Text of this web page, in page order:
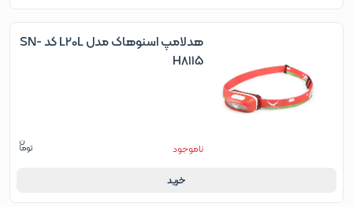
هدلامپ اسنوهاک مدل L20L کد SN-
H8115
ناموجود
خرید